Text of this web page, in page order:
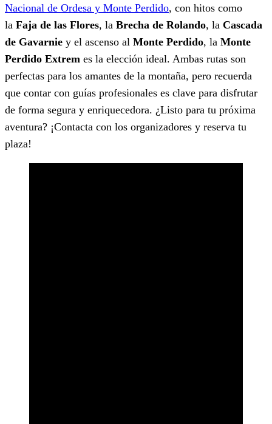
Nacional de Ordesa y Monte Perdido, con hitos como
la Faja de las Flores, la Brecha de Rolando, la Cascada
de Gavarnie y el ascenso al Monte Perdido, la Monte
Perdido Extrem es la elección ideal. Ambas rutas son
perfectas para los amantes de la montaña, pero recuerda
que contar con guías profesionales es clave para disfrutar
de forma segura y enriquecedora. ¿Listo para tu próxima
aventura? ¡Contacta con los organizadores y reserva tu
plaza!